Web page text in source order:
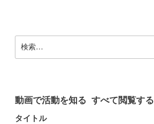
索:
動画で活動を知る すべて閲覧する
タイトル